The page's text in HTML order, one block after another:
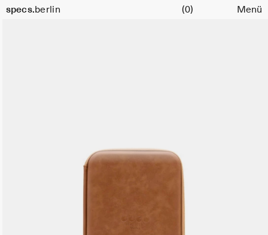
specs.berlin
Warenkorb (0) Menü